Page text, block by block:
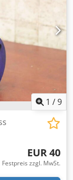
1 /9
EUR 40
Festpreis zzgl. MwSt.